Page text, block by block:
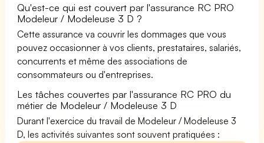
Qu'est-ce qui est couvert par l'assurance RC PRO
Modeleur / Modeleuse 3 D ?
Cette assurance va couvrir les dommages que vous
pouvez occasionner à vos clients, prestataires, salariés,
concurrents et même des associations de
consommateurs ou d'entreprises.
Les tâches couvertes par l'assurance RC PRO du
métier de Modeleur / Modeleuse 3 D
Durant l'exercice du travail de Modeleur / Modeleuse 3
D, les activités suivantes sont souvent pratiquées :